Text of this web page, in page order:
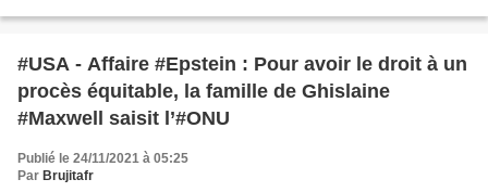
#USA - Affaire #Epstein : Pour avoir le droit à un
procès équitable, la famille de Ghislaine
#Maxwell saisit l’#ONU
Publié le 24/11/2021 à 05:25
Par Brujitafr